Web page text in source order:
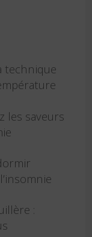
technique
les saveurs
: